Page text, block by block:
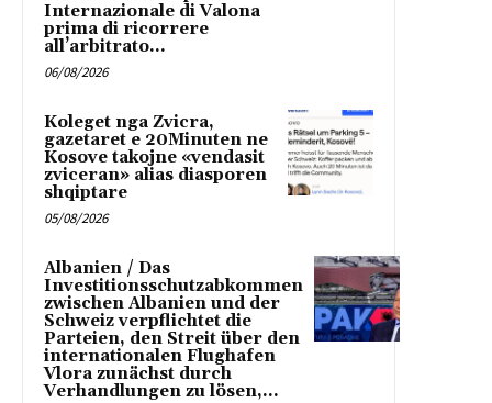
Internazionale di Valona
prima di ricorrere
all’arbitrato...
06/08/2026
Koleget nga Zvicra,
gazetaret e 20Minuten ne
Kosove takojne «vendasit
zviceran» alias diasporen
shqiptare
05/08/2026
Albanien / Das
Investitionsschutzabkommen
zwischen Albanien und der
Schweiz verpflichtet die
Parteien, den Streit über den
internationalen Flughafen
Vlora zunächst durch
Verhandlungen zu lösen,...